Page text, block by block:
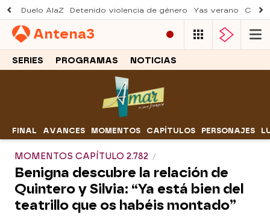
Duelo AlaZ Detenido violencia de género Yas verano
Antena3
SERIES PROGRAMAS NOTICIAS
FINAL AVANCES MOMENTOS CAPÍTULOS PERSONAJES
MOMENTOS CAPÍTULO 2.782
Benigna descubre la relación de
Quintero y Silvia: “Ya está bien del
teatrillo que os habéis montado”